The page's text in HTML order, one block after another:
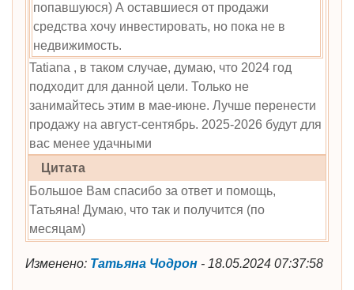
попавшуюся) А оставшиеся от продажи
средства хочу инвестировать, но пока не в
недвижимость.
Tatiana , в таком случае, думаю, что 2024 год
подходит для данной цели. Только не
занимайтесь этим в мае-июне. Лучше перенести
продажу на август-сентябрь. 2025-2026 будут для
вас менее удачными
Цитата
Большое Вам спасибо за ответ и помощь,
Татьяна! Думаю, что так и получится (по
месяцам)
Изменено: Татьяна Чодрон - 18.05.2024 07:37:58